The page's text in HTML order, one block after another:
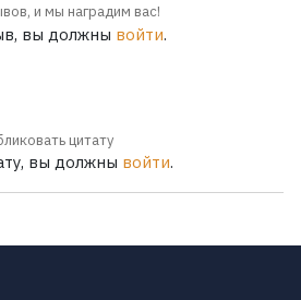
и мы наградим вас!
вы должны войти.
цитату
вы должны войти.